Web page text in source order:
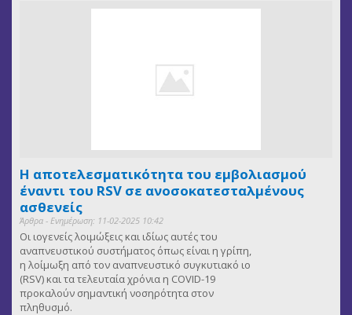
Η αποτελεσματικότητα του εμβολιασμού
έναντι του RSV σε ανοσοκατεσταλμένους
ασθενείς
Άρθρα - Ενημέρωση: 11-02-2025 10:42
Οι ιογενείς λοιμώξεις και ιδίως αυτές του
αναπνευστικού συστήματος όπως είναι η γρίπη,
η λοίμωξη από τον αναπνευστικό συγκυτιακό ιο
(RSV) και τα τελευταία χρόνια η COVID-19
προκαλούν σημαντική νοσηρότητα στον
πληθυσμό.